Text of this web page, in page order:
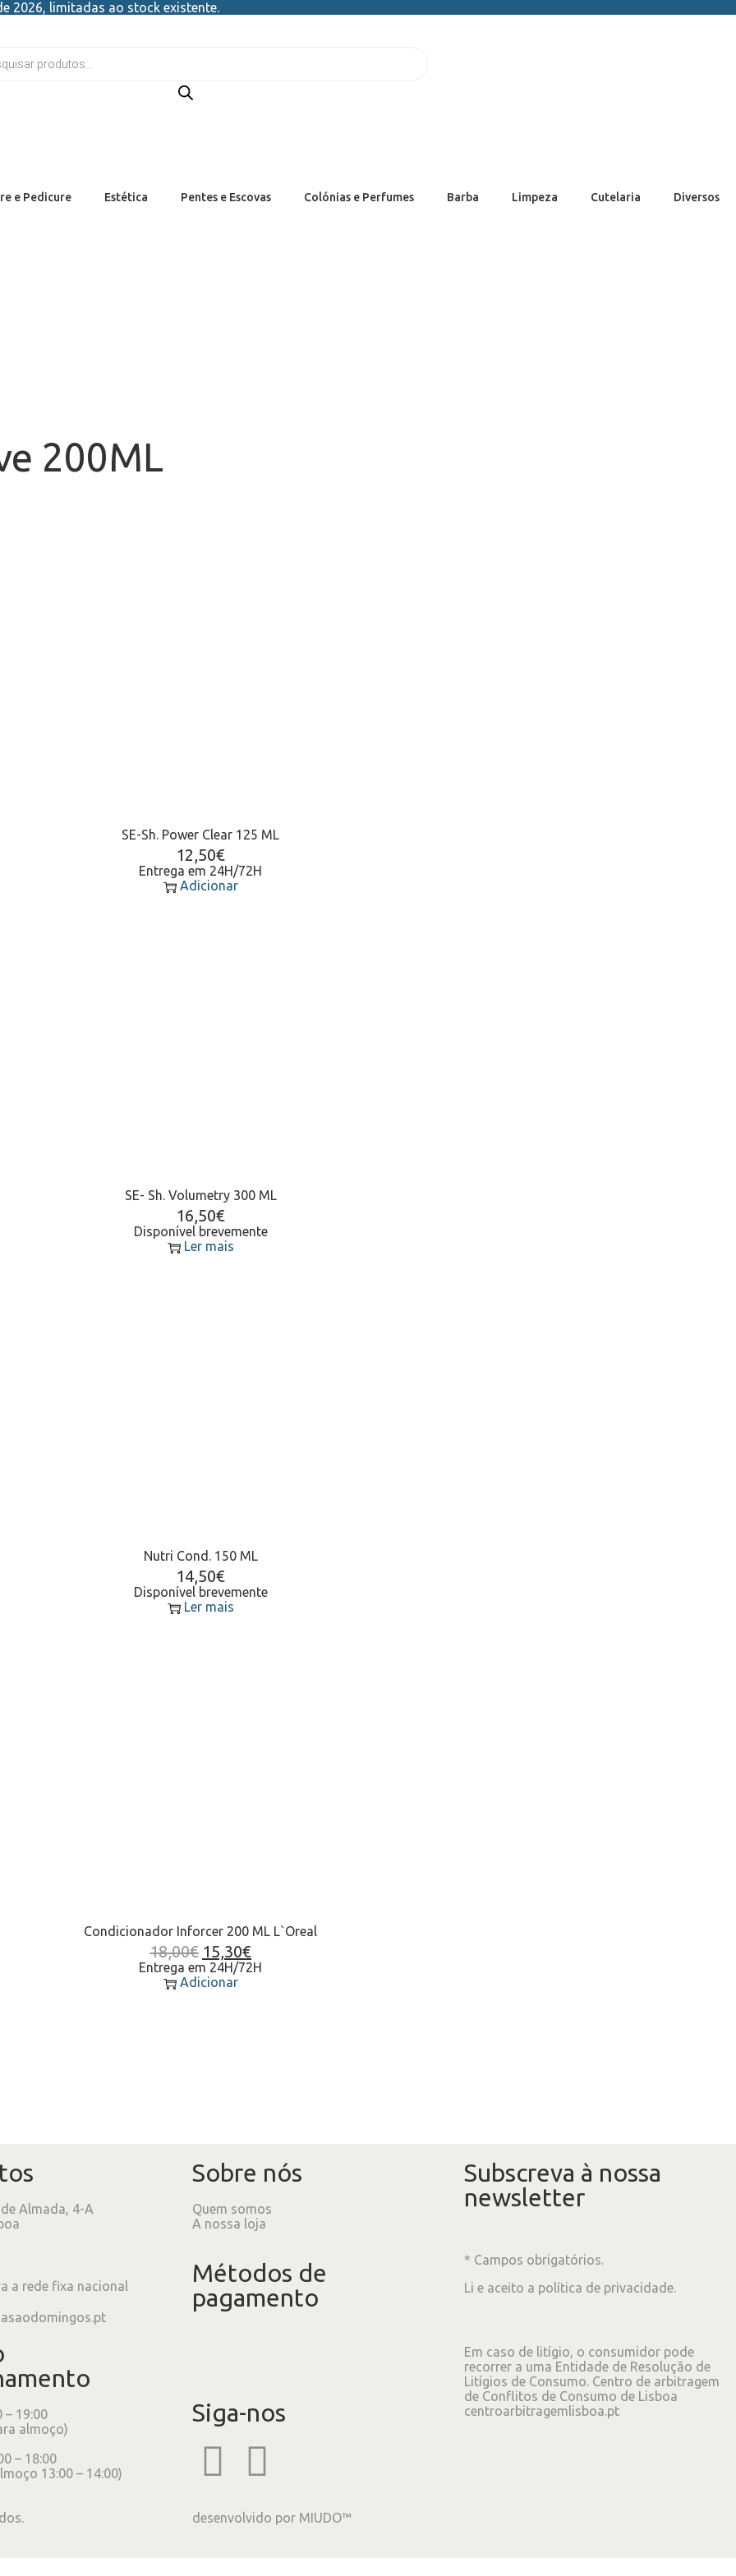
2026, limitadas ao stock existente.
e Pedicure Estética Pentes e Escovas Colónias e Perfumes Barba Limpeza Cutelaria Diversos
200ML
SE-Sh. Power Clear 125 ML
12,50€
Entrega em 24H/72H
Adicionar
SE- Sh. Volumetry 300 ML
16,50€
Disponível brevemente
Ler mais
Nutri Cond. 150 ML
14,50€
Disponível brevemente
Ler mais
Condicionador Inforcer 200 ML L`Oreal
18,00€ 15,30€
Entrega em 24H/72H
Adicionar
Almada, 4-A
a rede fixa nacional
– 19:00
almoço)
– 18:00
13:00 – 14:00)
Sobre nós
Quem somos
A nossa loja
Métodos de
pagamento
Siga-nos
Subscreva à nossa
newsletter
* Campos obrigatórios.
Li e aceito a política de privacidade.
Em caso de litígio, o consumidor pode
recorrer a uma Entidade de Resolução de
Litígios de Consumo. Centro de arbitragem
de Conflitos de Consumo de Lisboa
centroarbitragemlisboa.pt
desenvolvido por MIUDO™